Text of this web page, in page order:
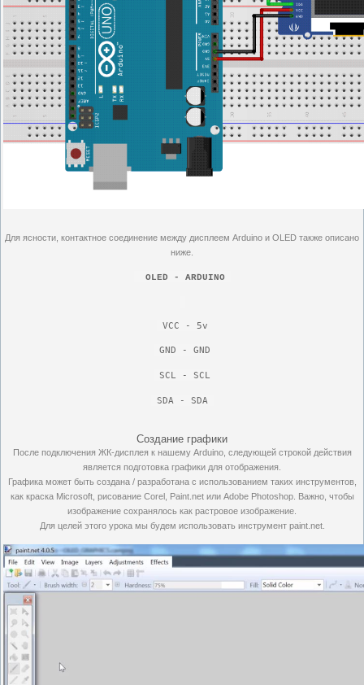
Для ясности, контактное соединение между дисплеем Arduino и OLED также описано
ниже.
OLED - ARDUINO
VCC - 5v
GND - GND
SCL - SCL
SDA - SDA
Создание графики
После подключения ЖК-дисплея к нашему Arduino, следующей строкой действия
является подготовка графики для отображения.
Графика может быть создана / разработана с использованием таких инструментов,
как краска Microsoft, рисование Corel, Paint.net или Adobe Photoshop. Важно, чтобы
изображение сохранялось как растровое изображение.
Для целей этого урока мы будем использовать инструмент paint.net.